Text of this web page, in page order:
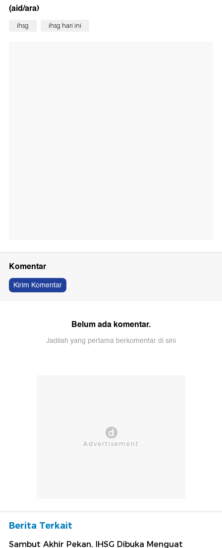
(aid/ara)
ihsg ihsg hari ini
Komentar
Kirim Komentar
Belum ada komentar.
Jadilah yang pertama berkomentar di sini
Berita Terkait
Sambut Akhir Pekan, IHSG Dibuka Menguat